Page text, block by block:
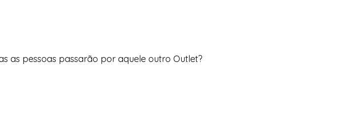
as pessoas passarão por aquele outro Outlet?